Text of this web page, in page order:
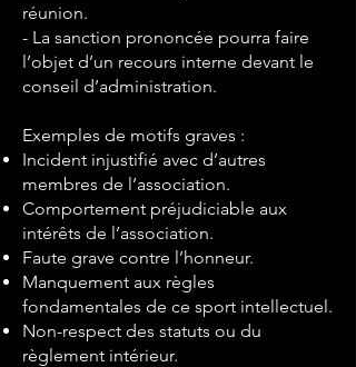
réunion.
- La sanction prononcée pourra faire
l’objet d’un recours interne devant le
conseil d’administration.
Exemples de motifs graves :
Incident injustifié avec d’autres
membres de l’association.
Comportement préjudiciable aux
intérêts de l’association.
Faute grave contre l’honneur.
Manquement aux règles
fondamentales de ce sport intellectuel.
Non-respect des statuts ou du
règlement intérieur.